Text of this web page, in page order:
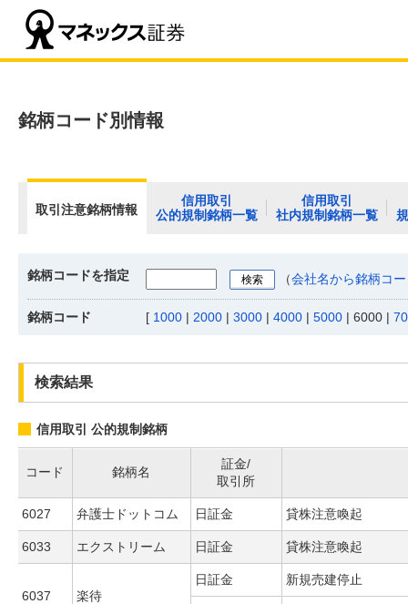
銘柄コード別情報
取引注意銘柄情報
信用取引
公的規制銘柄一覧
信用取引
社内規制銘柄一覧
銘柄コードを指定 （会社名から銘柄コ
銘柄コード [ 1000 | 2000 | 3000 | 4000 | 5000 | 6000 |
検索結果
信用取引 公的規制銘柄
コード 銘柄名
証金/
取引所
6027 弁護士ドットコム 日証金 貸株注意喚起
6033 エクストリーム 日証金 貸株注意喚起
6037 楽待
日証金 新規売建停止